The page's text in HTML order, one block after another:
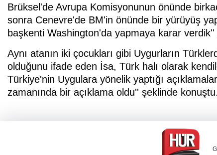
Brüksel'de Avrupa Komisyonunun önünde
sonra Cenevre'de BM'in önünde bir yürüyüş
başkenti Washington'da yapmaya karar verdik''
Aynı atanın iki çocukları gibi Uygurların
olduğunu ifade eden İsa, Türk halı olarak
Türkiye'nin Uygulara yönelik yaptığı
zamanında bir açıklama oldu'' şeklinde konuştu.